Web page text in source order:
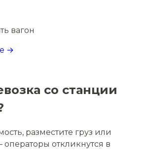
вагон
→
со станции
разместите груз или
операторы откликнутся в